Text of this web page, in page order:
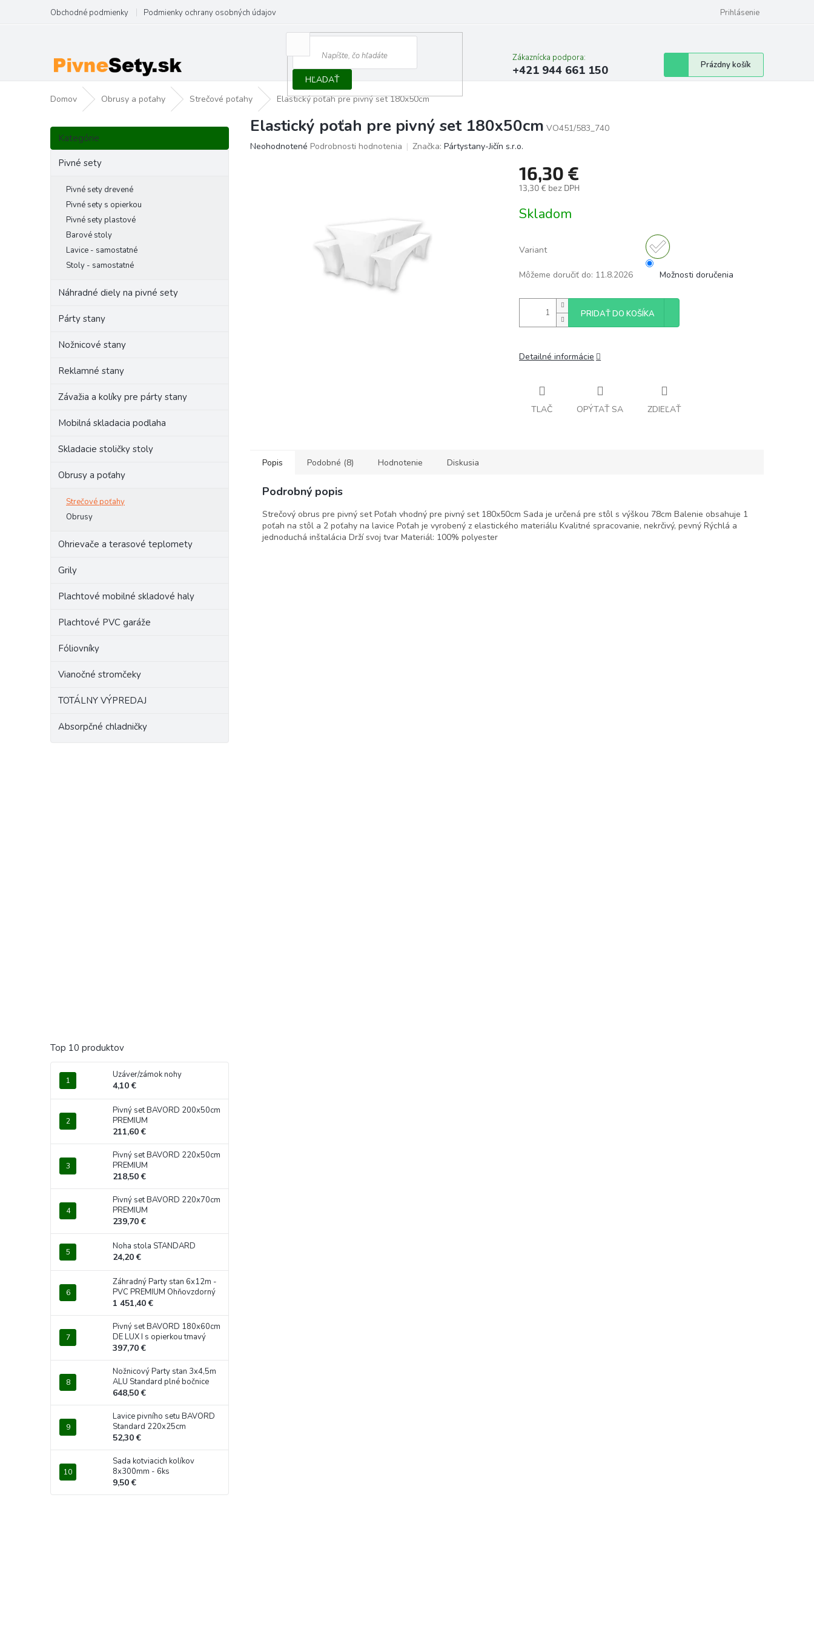
obsah
Obchodné podmienky Podmienky ochrany osobných údajov Prihlásenie
HĽADAŤ
Zákaznícka podpora:
+421 944 661 150
Nákupný
košík
Prázdny košík
Domov Obrusy a poťahy Strečové poťahy Elastický poťah pre pivný set 180x50cm
B
č
Preskočiť
kategórie
Kategórie
Pivné sety
Pivné sety drevené
Pivné sety s opierkou
Pivné sety plastové
Barové stoly
Lavice - samostatné
Stoly - samostatné
Náhradné diely na pivné sety
Párty stany
Nožnicové stany
Reklamné stany
Závažia a kolíky pre párty stany
Mobilná skladacia podlaha
Skladacie stoličky stoly
Obrusy a poťahy
Strečové poťahy
Obrusy
Ohrievače a terasové teplomety
Grily
Plachtové mobilné skladové haly
Plachtové PVC garáže
Fóliovníky
Vianočné stromčeky
TOTÁLNY VÝPREDAJ
Absorpčné chladničky
Top 10 produktov
Uzáver/zámok nohy
4,10 €
Pivný set BAVORD 200x50cm
PREMIUM
211,60 €
Pivný set BAVORD 220x50cm
PREMIUM
218,50 €
Pivný set BAVORD 220x70cm
PREMIUM
239,70 €
Noha stola STANDARD
24,20 €
Záhradný Party stan 6x12m -
PVC PREMIUM Ohňovzdorný
1 451,40 €
Pivný set BAVORD 180x60cm
DE LUX I s opierkou tmavý
397,70 €
Nožnicový Party stan 3x4,5m
ALU Standard plné bočnice
648,50 €
Lavice pivního setu BAVORD
Standard 220x25cm
52,30 €
Sada kotviacich kolíkov
8x300mm - 6ks
9,50 €
Elastický poťah pre pivný set 180x50cm VO451/583_740
Priemerné
Neohodnotené Podrobnosti hodnotenia Značka: Pártystany-Jičín s.r.o.
16,30 €
13,30 € bez DPH
cena:
Skladom
Variant
Môžeme doručiť do: 11.8.2026 Možnosti doručenia
PRIDAŤ DO KOŠÍKA
Detailné informácie
TLAČ OPÝTAŤ SA ZDIEĽAŤ
Popis Podobné (8) Hodnotenie Diskusia
Podrobný popis
Strečový obrus pre pivný set Poťah vhodný pre pivný set 180x50cm Sada je určená pre stôl s výškou 78cm Balenie obsahuje 1
poťah na stôl a 2 poťahy na lavice Poťah je vyrobený z elastického materiálu Kvalitné spracovanie, nekrčivý, pevný Rýchlá a
jednoduchá inštalácia Drží svoj tvar Materiál: 100% polyester